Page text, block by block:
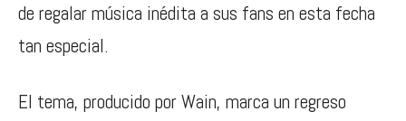
de regalar música inédita a sus fans en esta fecha
tan especial.
El tema, producido por Wain, marca un regreso